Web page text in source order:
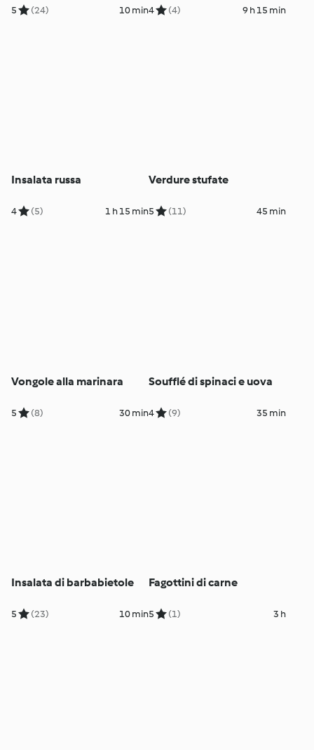
5 (24) 10 min4 (4) 9 h 15 min
Insalata russa
4 (5) 1 h 15 min
Verdure stufate
5 (11) 45 min
Vongole alla marinara
5 (8) 30 min
Soufflé di spinaci e uova
4 (9) 35 min
Insalata di barbabietole
5 (23) 10 min
Fagottini di carne
5 (1) 3 h